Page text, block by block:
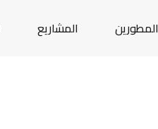
المطورين المشاريع